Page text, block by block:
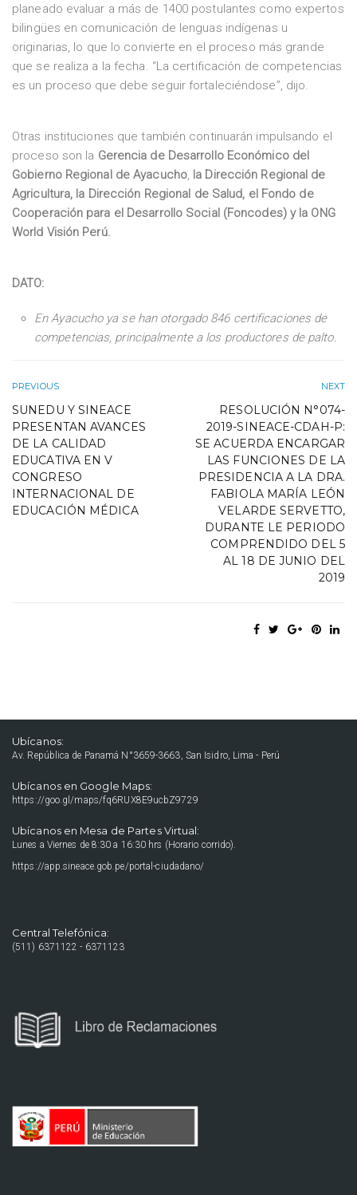
planeado evaluar a más de 1400 postulantes como expertos
bilingües en comunicación de lenguas indígenas u
originarias, lo que lo convierte en el proceso más grande
que se realiza a la fecha. “La certificación de competencias
es un proceso que debe seguir fortaleciéndose”, dijo.
Otras instituciones que también continuarán impulsando el
proceso son la Gerencia de Desarrollo Económico del
Gobierno Regional de Ayacucho, la Dirección Regional de
Agricultura, la Dirección Regional de Salud, el Fondo de
Cooperación para el Desarrollo Social (Foncodes) y la ONG
World Visión Perú.
DATO:
En Ayacucho ya se han otorgado 846 certificaciones de
competencias, principalmente a los productores de palto.
PREVIOUS
SUNEDU Y SINEACE
PRESENTAN AVANCES
DE LA CALIDAD
EDUCATIVA EN V
CONGRESO
INTERNACIONAL DE
EDUCACIÓN MÉDICA
NEXT
RESOLUCIÓN N°074-
2019-SINEACE-CDAH-P:
SE ACUERDA ENCARGAR
LAS FUNCIONES DE LA
PRESIDENCIA A LA DRA.
FABIOLA MARÍA LEÓN
VELARDE SERVETTO,
DURANTE LE PERIODO
COMPRENDIDO DEL 5
AL 18 DE JUNIO DEL
2019
Ubícanos:
Av. República de Panamá N°3659-3663, San Isidro, Lima - Perú
Ubícanos en Google Maps:
https://goo.gl/maps/fq6RUX8E9ucbZ9729
Ubícanos en Mesa de Partes Virtual:
Lunes a Viernes de 8:30 a 16:30 hrs (Horario corrido).
https://app.sineace.gob.pe/portal-ciudadano/
Central Telefónica:
(511) 6371122 - 6371123